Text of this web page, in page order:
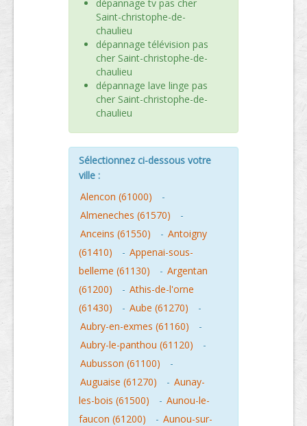
dépannage tv pas cher
Saint-christophe-de-
chaulieu
dépannage télévision pas
cher Saint-christophe-de-
chaulieu
dépannage lave linge pas
cher Saint-christophe-de-
chaulieu
Sélectionnez ci-dessous votre
ville :
Alencon (61000)
-
Almeneches (61570)
-
Anceins (61550)
- Antoigny
(61410)
- Appenai-sous-
belleme (61130)
- Argentan
(61200)
- Athis-de-l'orne
(61430)
- Aube (61270)
-
Aubry-en-exmes (61160)
-
Aubry-le-panthou (61120)
-
Aubusson (61100)
-
Auguaise (61270)
- Aunay-
les-bois (61500)
- Aunou-le-
faucon (61200)
- Aunou-sur-